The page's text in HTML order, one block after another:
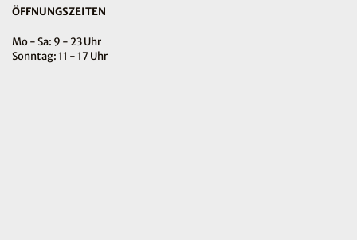
ÖFFNUNGSZEITEN
Mo - Sa: 9 - 23 Uhr
Sonntag: 11 - 17 Uhr